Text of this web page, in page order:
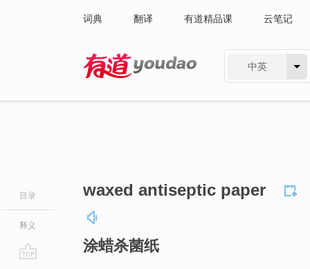
词典 翻译 有道精品课 云笔记
中英
目录
释义
waxed antiseptic paper
涂蜡杀菌纸